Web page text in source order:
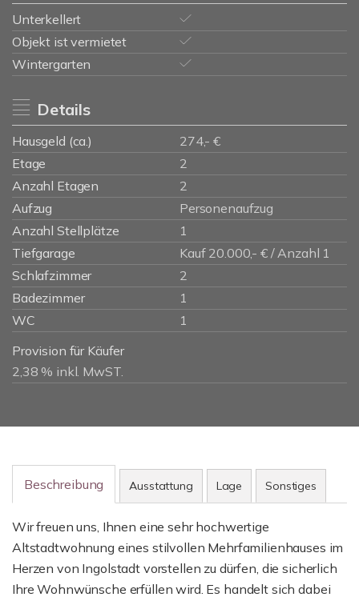
Unterkellert
Objekt ist vermietet
Wintergarten
Details
Hausgeld (ca.)
274,- €
Etage
2
Anzahl Etagen
2
Aufzug
Personenaufzug
Anzahl Stellplätze
1
Tiefgarage
Kauf 20.000,- € / Anzahl 1
Schlafzimmer
2
Badezimmer
1
WC
1
Provision für Käufer
2,38 % inkl. MwST.
Beschreibung Ausstattung Lage Sonstiges
Wir freuen uns, Ihnen eine sehr hochwertige
Altstadtwohnung eines stilvollen Mehrfamilienhauses im
Herzen von Ingolstadt vorstellen zu dürfen, die sicherlich
Ihre Wohnwünsche erfüllen wird. Es handelt sich dabei